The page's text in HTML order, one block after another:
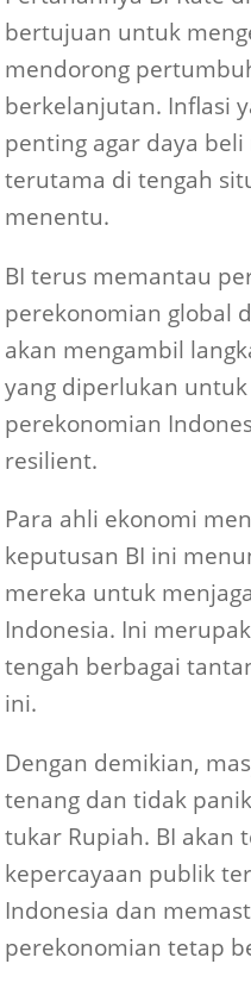
bertujuan untuk
mendorong
berkelanjutan. Inflasi
penting agar daya
terutama di tengah
menentu.
BI terus memantau
perekonomian global
akan mengambil
yang diperlukan
perekonomian
resilient.
Para ahli ekonomi
keputusan BI ini
mereka untuk
Indonesia. Ini
tengah berbagai
ini.
Dengan demikian,
tenang dan tidak
tukar Rupiah. BI akan
kepercayaan publik
Indonesia dan
perekonomian tetap